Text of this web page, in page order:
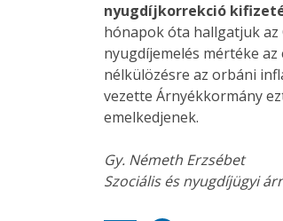
nyugdíjkorrekció
hónapok óta hallgatjuk
nyugdíjemelés mértéke
nélkülözésre az orbáni
vezette Árnyékkormány
emelkedjenek.
Gy. Németh Erzsébet
Szociális és nyugdíjügyi